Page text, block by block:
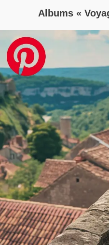
Albums «